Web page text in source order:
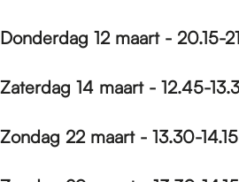
Donderdag 12 maart - 20.15-
Zaterdag 14 maart - 12.45-
Zondag 22 maart - 13.30-